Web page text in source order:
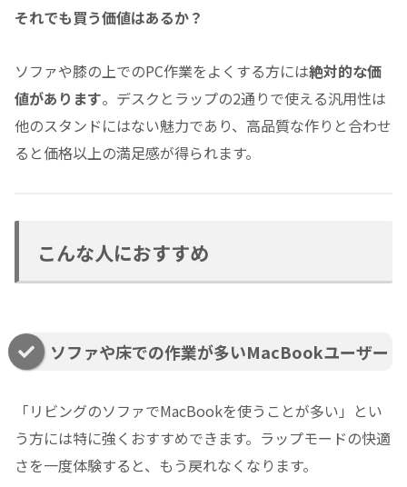
それでも買う価値はあるか？
ソファや膝の上でのPC作業をよくする方には絶対的な価
値があります。デスクとラップの2通りで使える汎用性は
他のスタンドにはない魅力であり、高品質な作りと合わせ
ると価格以上の満足感が得られます。
こんな人におすすめ
ソファや床での作業が多いMacBookユーザー
「リビングのソファでMacBookを使うことが多い」とい
う方には特に強くおすすめできます。ラップモードの快適
さを一度体験すると、もう戻れなくなります。